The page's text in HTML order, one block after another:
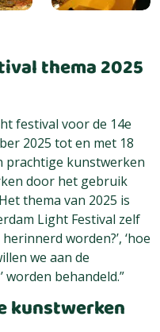
thema 2025
festival voor de 14e
2025 tot en met 18
prachtige kunstwerken
door het gebruik
thema van 2025 is
Light Festival zelf
worden?’, ‘hoe
we aan de
worden behandeld.”
kunstwerken